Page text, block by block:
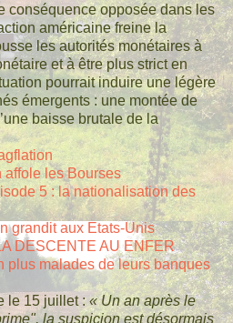
conséquence opposée dans les
américaine freine la
les autorités monétaires à
et à être plus strict en
pourrait induire une légère
émergents : une montée de
baisse brutale de la
affole les Bourses
5 : la nationalisation des
grandit aux Etats-Unis
DESCENTE AU ENFER
plus malades de leurs banques
le 15 juillet : « Un an après le
la suspicion est désormais